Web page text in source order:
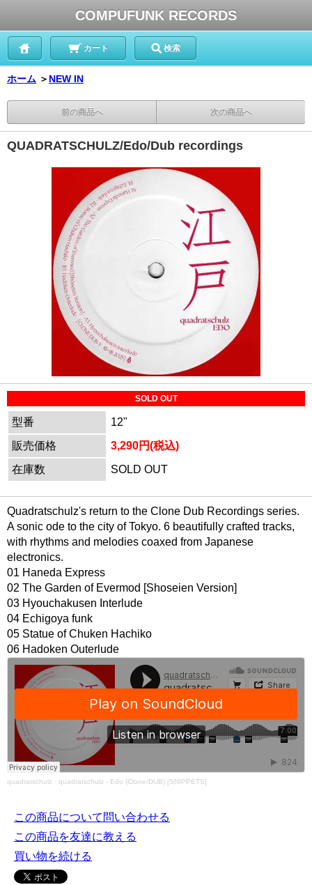
COMPUFUNK RECORDS
カート 検索
ホーム ＞ NEW IN
前の商品へ 次の商品へ
QUADRATSCHULZ/Edo/Dub recordings
SOLD OUT
型番
12"
販売価格
3,290円(税込)
在庫数
SOLD OUT
Quadratschulz's return to the Clone Dub Recordings series.
A sonic ode to the city of Tokyo. 6 beautifully crafted tracks,
with rhythms and melodies coaxed from Japanese
electronics.
01 Haneda Express
02 The Garden of Evermod [Shoseien Version]
03 Hyouchakusen Interlude
04 Echigoya funk
05 Statue of Chuken Hachiko
06 Hadoken Outerlude
quadratschulz · quadratschulz - Edo (Clone/DUB) [SNIPPETS]
この商品について問い合わせる
この商品を友達に教える
買い物を続ける